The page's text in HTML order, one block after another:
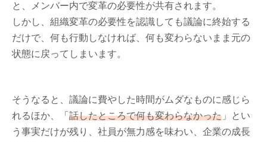
と、メンバー内で変革の必要性が共有されます。
しかし、組織変革の必要性を認識しても議論に終始する
だけで、何も行動しなければ、何も変わらないまま元の
状態に戻ってしまいます。
そうなると、議論に費やした時間がムダなものに感じら
れるほか、「 話したところで何も変わらなかった 」とい
う事実だけが残り、社員が無力感を味わい、企業の成長